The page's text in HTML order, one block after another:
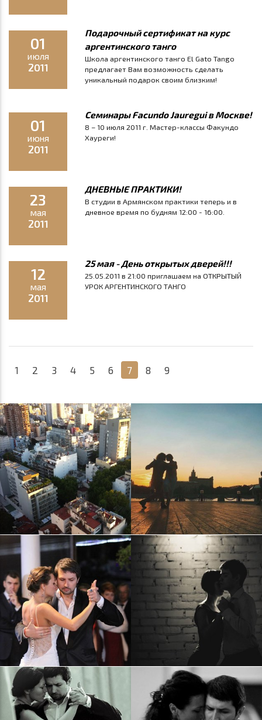
01
июля
2011
Подарочный сертификат на курс
аргентинского танго
Школа аргентинского танго El Gato Tango
предлагает Вам возможность сделать
уникальный подарок своим близким!
01
июня
2011
Семинары Facundo Jauregui в Москве!
8 – 10 июля 2011 г. Мастер-классы Факундо
Хауреги!
23
мая
2011
ДНЕВНЫЕ ПРАКТИКИ!
В студии в Армянском практики теперь и в
дневное время по будням 12:00 - 16:00.
12
мая
2011
25 мая - День открытых дверей!!!
25.05.2011 в 21:00 приглашаем на ОТКРЫТЫЙ
УРОК АРГЕНТИНСКОГО ТАНГО
1 2 3 4 5 6 7 8 9